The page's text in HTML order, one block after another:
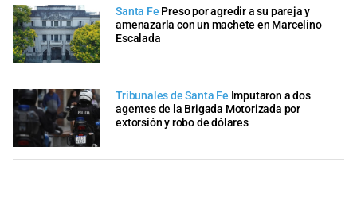
Santa Fe Preso por agredir a su pareja y
amenazarla con un machete en Marcelino
Escalada
Tribunales de Santa Fe Imputaron a dos
agentes de la Brigada Motorizada por
extorsión y robo de dólares